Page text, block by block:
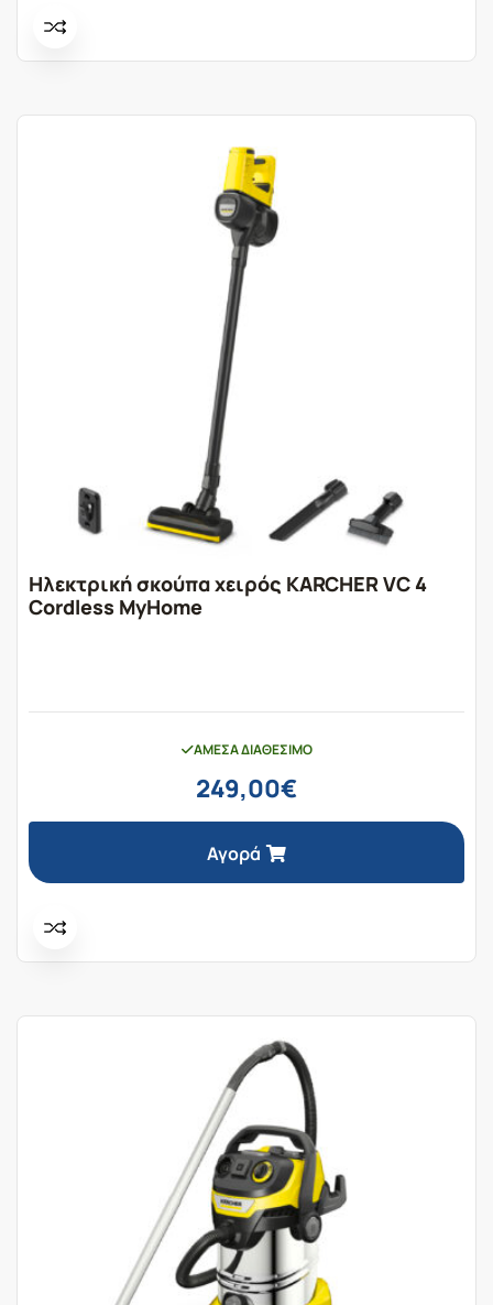
Ηλεκτρική σκούπα χειρός KARCHER VC 4
Cordless MyHome
ΆΜΕΣΑ ΔΙΑΘΈΣΙΜΟ
249,00€
Αγορά